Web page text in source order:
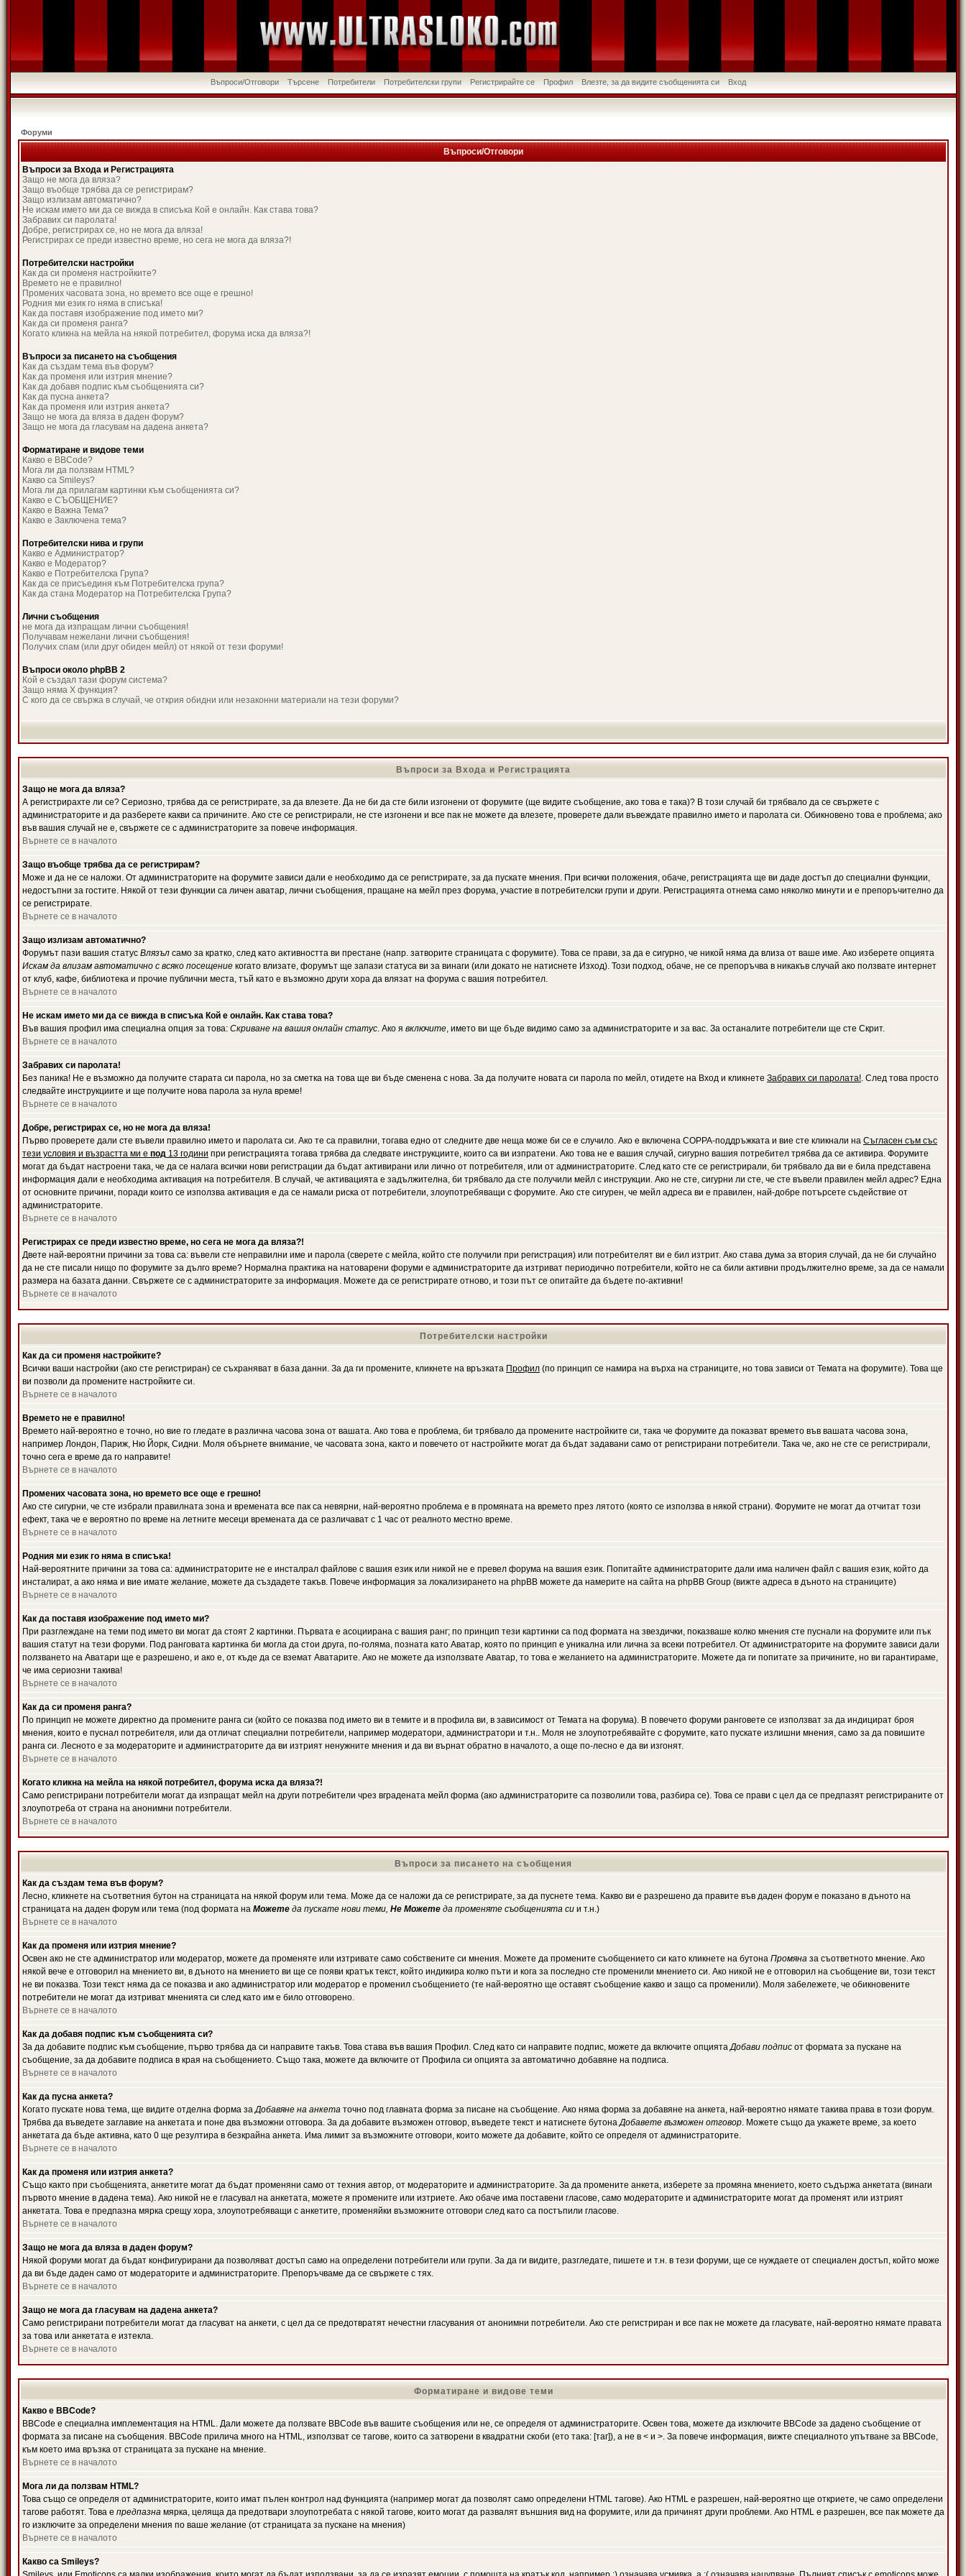
Въпроси/Отговори Търсене Потребители Потребителски групи Регистрирайте се Профил Влезте, за да видите съобщенията си Вход
Форуми
Въпроси/Отговори
Въпроси за Входа и Регистрацията
Защо не мога да вляза?
Защо въобще трябва да се регистрирам?
Защо излизам автоматично?
Не искам името ми да се вижда в списъка Кой е онлайн. Как става това?
Забравих си паролата!
Добре, регистрирах се, но не мога да вляза!
Регистрирах се преди известно време, но сега не мога да вляза?!
Потребителски настройки
Как да си променя настройките?
Времето не е правилно!
Промених часовата зона, но времето все още е грешно!
Родния ми език го няма в списъка!
Как да поставя изображение под името ми?
Как да си променя ранга?
Когато кликна на мейла на някой потребител, форума иска да вляза?!
Въпроси за писането на съобщения
Как да създам тема във форум?
Как да променя или изтрия мнение?
Как да добавя подпис към съобщенията си?
Как да пусна анкета?
Как да променя или изтрия анкета?
Защо не мога да вляза в даден форум?
Защо не мога да гласувам на дадена анкета?
Форматиране и видове теми
Какво е BBCode?
Мога ли да ползвам HTML?
Какво са Smileys?
Мога ли да прилагам картинки към съобщенията си?
Какво е СЪОБЩЕНИЕ?
Какво е Важна Тема?
Какво е Заключена тема?
Потребителски нива и групи
Какво е Администратор?
Какво е Модератор?
Какво е Потребителска Група?
Как да се присъединя към Потребителска група?
Как да стана Модератор на Потребителска Група?
Лични съобщения
не мога да изпращам лични съобщения!
Получавам нежелани лични съобщения!
Получих спам (или друг обиден мейл) от някой от тези форуми!
Въпроси около phpBB 2
Кой е създал тази форум система?
Защо няма X функция?
С кого да се свържа в случай, че открия обидни или незаконни материали на тези форуми?
Въпроси за Входа и Регистрацията
Защо не мога да вляза?
А регистрирахте ли се? Сериозно, трябва да се регистрирате, за да влезете. Да не би да сте били изгонени от форумите (ще видите съобщение, ако това е така)? В този случай би трябвало да се свържете с
администраторите и да разберете какви са причините. Ако сте се регистрирали, не сте изгонени и все пак не можете да влезете, проверете дали въвеждате правилно името и паролата си. Обикновено това е проблема; ако
във вашия случай не е, свържете се с администраторите за повече информация.
Върнете се в началото
Защо въобще трябва да се регистрирам?
Може и да не се наложи. От администраторите на форумите зависи дали е необходимо да се регистрирате, за да пускате мнения. При всички положения, обаче, регистрацията ще ви даде достъп до специални функции,
недостъпни за гостите. Някой от тези функции са личен аватар, лични съобщения, пращане на мейл през форума, участие в потребителски групи и други. Регистрацията отнема само няколко минути и е препоръчително да
се регистрирате.
Върнете се в началото
Защо излизам автоматично?
Форумът пази вашия статус Влязъл само за кратко, след като активността ви престане (напр. затворите страницата с форумите). Това се прави, за да е сигурно, че никой няма да влиза от ваше име. Ако изберете опцията
Искам да влизам автоматично с всяко посещение когато влизате, форумът ще запази статуса ви за винаги (или докато не натиснете Изход). Този подход, обаче, не се препоръчва в никакъв случай ако ползвате интернет
от клуб, кафе, библиотека и прочие публични места, тъй като е възможно други хора да влязат на форума с вашия потребител.
Върнете се в началото
Не искам името ми да се вижда в списъка Кой е онлайн. Как става това?
Във вашия профил има специална опция за това: Скриване на вашия онлайн статус. Ако я включите, името ви ще бъде видимо само за администраторите и за вас. За останалите потребители ще сте Скрит.
Върнете се в началото
Забравих си паролата!
Без паника! Не е възможно да получите старата си парола, но за сметка на това ще ви бъде сменена с нова. За да получите новата си парола по мейл, отидете на Вход и кликнете Забравих си паролата!. След това просто
следвайте инструкциите и ще получите нова парола за нула време!
Върнете се в началото
Добре, регистрирах се, но не мога да вляза!
Първо проверете дали сте въвели правилно името и паролата си. Ако те са правилни, тогава едно от следните две неща може би се е случило. Ако е включена COPPA-поддръжката и вие сте кликнали на Съгласен съм със
тези условия и възрастта ми е под 13 години при регистрацията тогава трябва да следвате инструкциите, които са ви изпратени. Ако това не е вашия случай, сигурно вашия потребител трябва да се активира. Форумите
могат да бъдат настроени така, че да се налага всички нови регистрации да бъдат активирани или лично от потребителя, или от администраторите. След като сте се регистрирали, би трябвало да ви е била представена
информация дали е необходима активация на потребителя. В случай, че активацията е задължителна, би трябвало да сте получили мейл с инструкции. Ако не сте, сигурни ли сте, че сте въвели правилен мейл адрес? Една
от основните причини, поради които се използва активация е да се намали риска от потребители, злоупотребяващи с форумите. Ако сте сигурен, че мейл адреса ви е правилен, най-добре потърсете съдействие от
администраторите.
Върнете се в началото
Регистрирах се преди известно време, но сега не мога да вляза?!
Двете най-вероятни причини за това са: въвели сте неправилни име и парола (сверете с мейла, който сте получили при регистрация) или потребителят ви е бил изтрит. Ако става дума за втория случай, да не би случайно
да не сте писали нищо по форумите за дълго време? Нормална практика на натоварени форуми е администраторите да изтриват периодично потребители, който не са били активни продължително време, за да се намали
размера на базата данни. Свържете се с администраторите за информация. Можете да се регистрирате отново, и този път се опитайте да бъдете по-активни!
Върнете се в началото
Потребителски настройки
Как да си променя настройките?
Всички ваши настройки (ако сте регистриран) се съхраняват в база данни. За да ги промените, кликнете на връзката Профил (по принцип се намира на върха на страниците, но това зависи от Темата на форумите). Това ще
ви позволи да промените настройките си.
Върнете се в началото
Времето не е правилно!
Времето най-вероятно е точно, но вие го гледате в различна часова зона от вашата. Ако това е проблема, би трябвало да промените настройките си, така че форумите да показват времето във вашата часова зона,
например Лондон, Париж, Ню Йорк, Сидни. Моля обърнете внимание, че часовата зона, както и повечето от настройките могат да бъдат задавани само от регистрирани потребители. Така че, ако не сте се регистрирали,
точно сега е време да го направите!
Върнете се в началото
Промених часовата зона, но времето все още е грешно!
Ако сте сигурни, че сте избрали правилната зона и времената все пак са невярни, най-вероятно проблема е в промяната на времето през лятото (която се използва в някой страни). Форумите не могат да отчитат този
ефект, така че е вероятно по време на летните месеци времената да се различават с 1 час от реалното местно време.
Върнете се в началото
Родния ми език го няма в списъка!
Най-вероятните причини за това са: администраторите не е инсталрал файлове с вашия език или никой не е превел форума на вашия език. Попитайте администраторите дали има наличен файл с вашия език, който да
инсталират, а ако няма и вие имате желание, можете да създадете такъв. Повече информация за локализирането на phpBB можете да намерите на сайта на phpBB Group (вижте адреса в дъното на страниците)
Върнете се в началото
Как да поставя изображение под името ми?
При разглеждане на теми под името ви могат да стоят 2 картинки. Първата е асоциирана с вашия ранг; по принцип тези картинки са под формата на звездички, показваше колко мнения сте пуснали на форумите или пък
вашия статут на тези форуми. Под ранговата картинка би могла да стои друга, по-голяма, позната като Аватар, която по принцип е уникална или лична за всеки потребител. От администраторите на форумите зависи дали
ползването на Аватари ще е разрешено, и ако е, от къде да се вземат Аватарите. Ако не можете да използвате Аватар, то това е желанието на администраторите. Можете да ги попитате за причините, но ви гарантираме,
че има сериозни такива!
Върнете се в началото
Как да си променя ранга?
По принцип не можете директно да промените ранга си (който се показва под името ви в темите и в профила ви, в зависимост от Темата на форума). В повечето форуми ранговете се използват за да индицират броя
мнения, които е пуснал потребителя, или да отличат специални потребители, например модератори, администратори и т.н.. Моля не злоупотребявайте с форумите, като пускате излишни мнения, само за да повишите
ранга си. Лесното е за модераторите и администраторите да ви изтрият ненужните мнения и да ви върнат обратно в началото, а още по-лесно е да ви изгонят.
Върнете се в началото
Когато кликна на мейла на някой потребител, форума иска да вляза?!
Само регистрирани потребители могат да изпращат мейл на други потребители чрез вградената мейл форма (ако администраторите са позволили това, разбира се). Това се прави с цел да се предпазят регистрираните от
злоупотреба от страна на анонимни потребители.
Върнете се в началото
Въпроси за писането на съобщения
Как да създам тема във форум?
Лесно, кликнете на съответния бутон на страницата на някой форум или тема. Може да се наложи да се регистрирате, за да пуснете тема. Какво ви е разрешено да правите във даден форум е показано в дъното на
страницата на даден форум или тема (под формата на Можете да пускате нови теми, Не Можете да променяте съобщенията си и т.н.)
Върнете се в началото
Как да променя или изтрия мнение?
Освен ако не сте администратор или модератор, можете да променяте или изтривате само собствените си мнения. Можете да промените съобщението си като кликнете на бутона Промяна за съответното мнение. Ако
някой вече е отговорил на мнението ви, в дъното на мнението ви ще се появи кратък текст, който индикира колко пъти и кога за последно сте променили мнението си. Ако никой не е отговорил на съобщение ви, този текст
не ви показва. Този текст няма да се показва и ако администратор или модератор е променил съобщението (те най-вероятно ще оставят съобщение какво и защо са променили). Моля забележете, че обикновените
потребители не могат да изтриват мненията си след като им е било отговорено.
Върнете се в началото
Как да добавя подпис към съобщенията си?
За да добавите подпис към съобщение, първо трябва да си направите такъв. Това става във вашия Профил. След като си направите подпис, можете да включите опциятаДобави подпис от формата за пускане на
съобщение, за да добавите подписа в края на съобщението. Също така, можете да включите от Профила си опцията за автоматично добавяне на подписа.
Върнете се в началото
Как да пусна анкета?
Когато пускате нова тема, ще видите отделна форма заДобавяне на анкета точно под главната форма за писане на съобщение. Ако няма форма за добавяне на анкета, най-вероятно нямате такива права в този форум.
Трябва да въведете заглавие на анкетата и поне два възможни отговора. За да добавите възможен отговор, въведете текст и натиснете бутонаДобавете възможен отговор. Можете също да укажете време, за което
анкетата да бъде активна, като 0 ще резултира в безкрайна анкета. Има лимит за възможните отговори, които можете да добавите, който се определя от администраторите.
Върнете се в началото
Как да променя или изтрия анкета?
Също както при съобщенията, анкетите могат да бъдат променяни само от техния автор, от модераторите и администраторите. За да промените анкета, изберете за промяна мнението, което съдържа анкетата (винаги
първото мнение в дадена тема). Ако никой не е гласувал на анкетата, можете я промените или изтриете. Ако обаче има поставени гласове, само модераторите и администраторите могат да променят или изтрият
анкетата. Това е предпазна мярка срещу хора, злоупотребяващи с анкетите, променяйки възможните отговори след като са постъпили гласове.
Върнете се в началото
Защо не мога да вляза в даден форум?
Някой форуми могат да бъдат конфигурирани да позволяват достъп само на определени потребители или групи. За да ги видите, разгледате, пишете и т.н. в тези форуми, ще се нуждаете от специален достъп, който може
да ви бъде даден само от модераторите и администраторите. Препоръчваме да се свържете с тях.
Върнете се в началото
Защо не мога да гласувам на дадена анкета?
Само регистрирани потребители могат да гласуват на анкети, с цел да се предотвратят нечестни гласувания от анонимни потребители. Ако сте регистриран и все пак не можете да гласувате, най-вероятно нямате правата
за това или анкетата е изтекла.
Върнете се в началото
Форматиране и видове теми
Какво е BBCode?
BBCode е специална имплементация на HTML. Дали можете да ползвате BBCode във вашите съобщения или не, се определя от администраторите. Освен това, можете да изключите BBCode за дадено съобщение от
формата за писане на съобщения. BBCode прилича много на HTML, използват се тагове, които са затворени в квадратни скоби (ето така: [таг]), а не в < и >. За повече информация, вижте специалното упътване за BBCode,
към което има връзка от страницата за пускане на мнение.
Върнете се в началото
Мога ли да ползвам HTML?
Това също се определя от администраторите, които имат пълен контрол над функцията (например могат да позволят само определени HTML тагове). Ако HTML е разрешен, най-вероятно ще откриете, че само определени
тагове работят. Това е предпазна мярка, целяща да предотвари злоупотребата с някой тагове, които могат да развалят външния вид на форумите, или да причинят други проблеми. Ако HTML е разрешен, все пак можете да
го изключите за определени мнения по ваше желание (от страницата за пускане на мнения)
Върнете се в началото
Какво са Smileys?